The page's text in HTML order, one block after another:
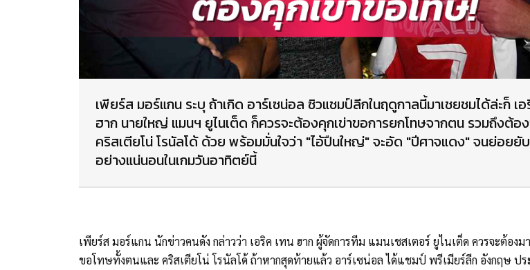
เพียร์ส มอร์แกน ระบุ ถ้าเกิด อาร์เซน่อล ซิวแชมป์ลีกในฤดูกาลนี้มาเชยชมได้ล่ะก็ เอ
ฮาก นายใหญ่ แมนฯ ยูไนเต็ด ก็ควรจะต้องคุกเข่าขอการยกโทษจากตน รวมถึงต้อ
คริสเตียโน่ โรนัลโด้ ด้วย พร้อมมั่นใจว่า "ไอ้ปืนใหญ่" จะอัด "ปีศาจแดง" จนย่อยยั
อย่างแน่นอนในเกมวันอาทิตย์นี้
เพียร์ส มอร์แกน นักข่าวคนดัง กล่าวว่า เอริค เทน ฮาก ผู้จัดการทีม แมนเชสเตอร์ ยูไนเต็ด ควรจะต้องม
ขอโทษทั้งตนและ คริสเตียโน่ โรนัลโด้ ถ้าหากสุดท้ายแล้ว อาร์เซน่อล ได้แชมป์ พรีเมียร์ลีก อังกฤษ ปร